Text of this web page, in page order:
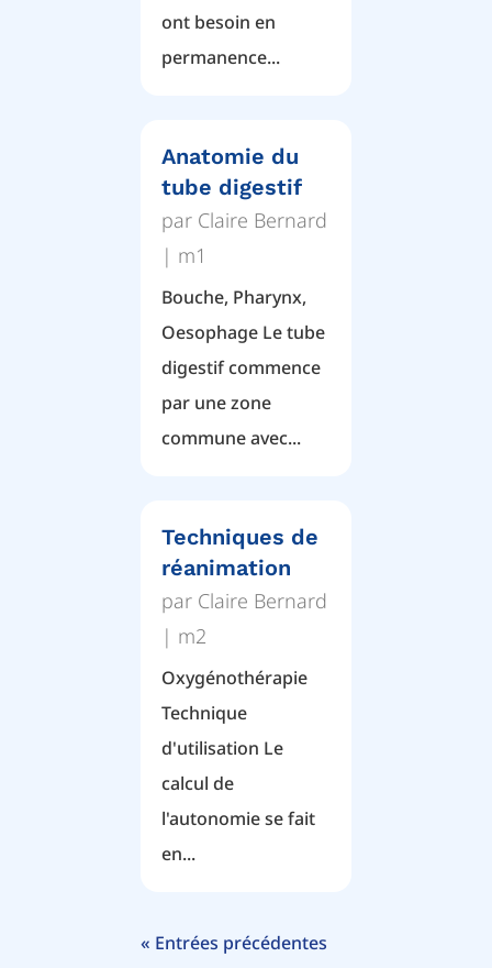
ont besoin en
permanence...
Anatomie du
tube digestif
par Claire Bernard
| m1
Bouche, Pharynx,
Oesophage Le tube
digestif commence
par une zone
commune avec...
Techniques de
réanimation
par Claire Bernard
| m2
Oxygénothérapie
Technique
d'utilisation Le
calcul de
l'autonomie se fait
en...
« Entrées précédentes